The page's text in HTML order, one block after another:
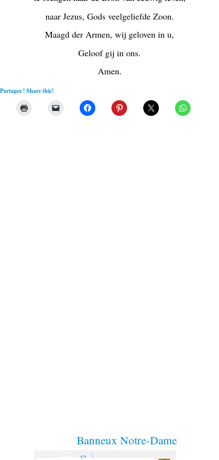
naar Jezus, Gods veelgeliefde Zoon.
Maagd der Armen, wij geloven in u,
Geloof gij in ons.
Amen.
Partagez ! Share this!
Banneux Notre-Dame